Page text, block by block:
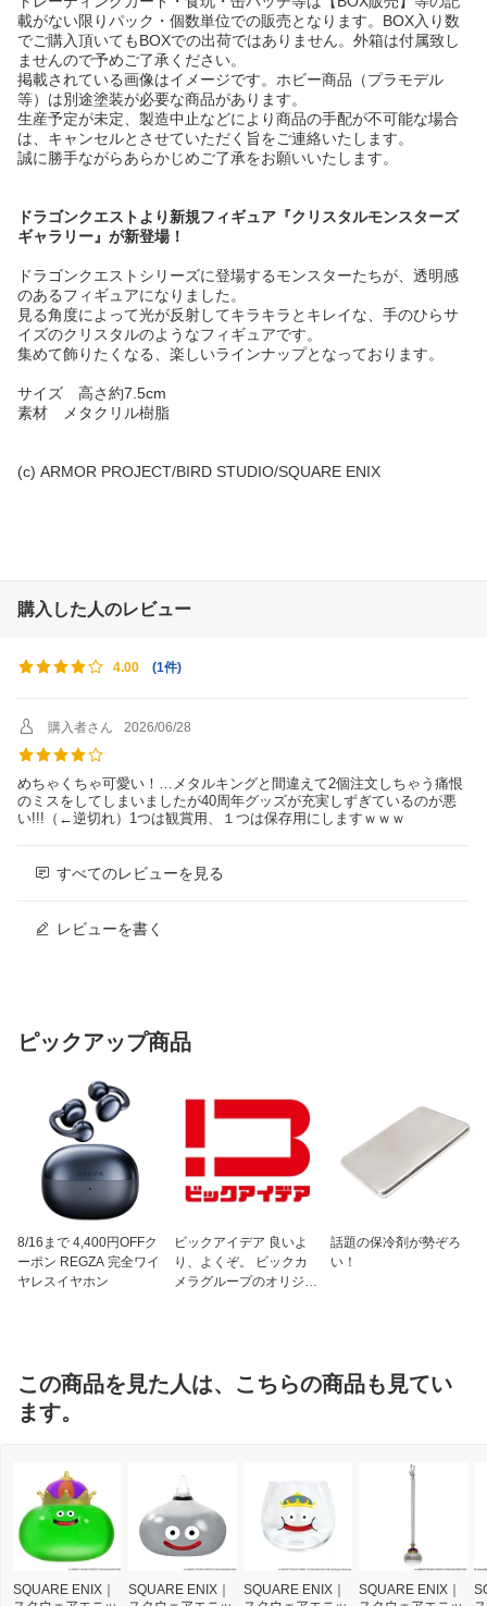
載がない限りパック・個数単位での販売となります。BOX入り数
でご購入頂いてもBOXでの出荷ではありません。外箱は付属致し
ませんので予めご了承ください。
掲載されている画像はイメージです。ホビー商品（プラモデル
等）は別途塗装が必要な商品があります。
生産予定が未定、製造中止などにより商品の手配が不可能な場合
は、キャンセルとさせていただく旨をご連絡いたします。
誠に勝手ながらあらかじめご了承をお願いいたします。
ドラゴンクエストより新規フィギュア『クリスタルモンスターズ
ギャラリー』が新登場！
ドラゴンクエストシリーズに登場するモンスターたちが、透明感
のあるフィギュアになりました。
見る角度によって光が反射してキラキラとキレイな、手のひらサ
イズのクリスタルのようなフィギュアです。
集めて飾りたくなる、楽しいラインナップとなっております。
サイズ 高さ約7.5cm
素材 メタクリル樹脂
(c) ARMOR PROJECT/BIRD STUDIO/SQUARE ENIX
購入した人のレビュー
4.00 (1件)
購入者さん 2026/06/28
めちゃくちゃ可愛い！…メタルキングと間違えて2個注文しちゃう痛恨
のミスをしてしまいましたが40周年グッズが充実しずぎているのが悪
い!!!（←逆切れ）1つは観賞用、１つは保存用にしますｗｗｗ
すべてのレビューを見る
レビューを書く
ピックアップ商品
8/16まで 4,400円OFFク
ーポン REGZA 完全ワイ
ヤレスイヤホン
ビックアイデア 良いよ
り、よくぞ。 ビックカ
メラグループのオリジナ
話題の保冷剤が勢ぞろ
い！
この商品を見た人は、こちらの商品も見てい
ます。
SQUARE ENIX｜
SQUARE ENIX｜
SQUARE ENIX｜
SQUARE ENIX｜